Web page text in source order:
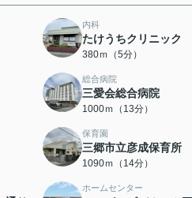
内科
たけうちクリニック
380ｍ（5分）
総合病院
三愛会総合病院
1000ｍ（13分）
保育園
三郷市立彦成保育所
1090ｍ（14分）
ホームセンター